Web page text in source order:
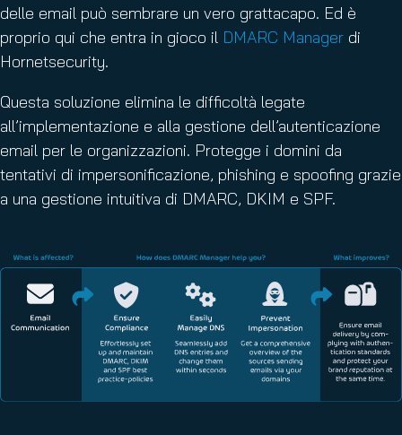
delle email può sembrare un vero grattacapo. Ed è
proprio qui che entra in gioco il DMARC Manager di
Hornetsecurity.
Questa soluzione elimina le difficoltà legate
all’implementazione e alla gestione dell’autenticazione
email per le organizzazioni. Protegge i domini da
tentativi di impersonificazione, phishing e spoofing grazie
a una gestione intuitiva di DMARC, DKIM e SPF.